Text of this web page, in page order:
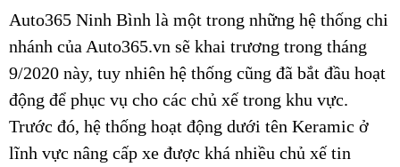
Auto365 Ninh Bình là một trong những hệ thống chi
nhánh của Auto365.vn sẽ khai trương trong tháng
9/2020 này, tuy nhiên hệ thống cũng đã bắt đầu hoạt
động để phục vụ cho các chủ xế trong khu vực.
Trước đó, hệ thống hoạt động dưới tên Keramic ở
lĩnh vực nâng cấp xe được khá nhiều chủ xế tin